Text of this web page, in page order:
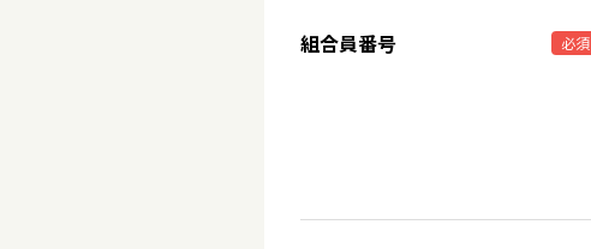
組合員番号 必須